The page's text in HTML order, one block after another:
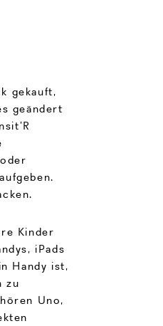
gekauft,
geändert
Kinder
iPads
Handy ist,
zu
Uno,